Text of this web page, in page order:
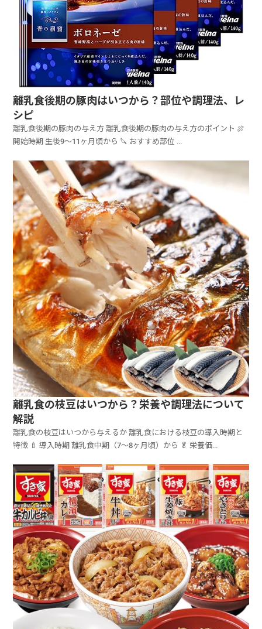
離乳食後期の豚肉はいつから？部位や調理法、レ
シピ
離乳食後期の豚肉の与え方 離乳食後期の豚肉の与え方のポイント 🍖
開始時期 生後9〜11ヶ月頃から 🔪 おすすめ部位 ...
離乳食の枝豆はいつから？栄養や調理法について
解説
離乳食の枝豆はいつから与えるか 離乳食における枝豆の導入時期と
特徴 🍼 導入時期 離乳食中期（7〜8ヶ月頃）から 🥬 栄養価...